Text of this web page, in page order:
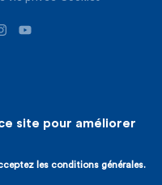
internet : Expansion
site pour améliorer
les conditions générales.